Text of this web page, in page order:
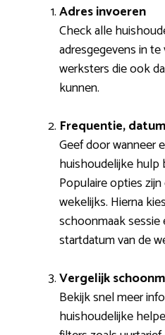
Adres invoeren
Check alle
adresgegevens in
werksters die ook
kunnen.
Frequentie,
Geef door wanneer
huishoudelijke hulp
Populaire opties
wekelijks. Hierna
schoonmaak
startdatum van de
Vergelijk
Bekijk snel meer
huishoudelijke